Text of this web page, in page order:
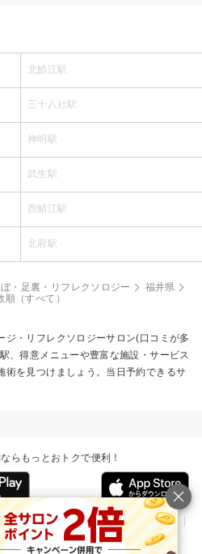
北鯖江駅
三十八社駅
神明駅
武生駅
西鯖江駅
北府駅
・足裏・リフレクソロジー
福井県
順（すべて）
ジ・リフレクソロジーサロン(口コミが多
、得意メニューや豊富な施設・サービス
術を見つけましょう。当日予約できるサ
らもっとおトクで便利！
ヘルプ リリース情報
利用規約
のサロン様